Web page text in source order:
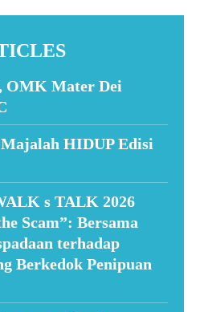
OMK Mater Dei
HIDUP Edisi
s TALK 2026
Scam”: Bersama
terhadap
Berkedok Penipuan